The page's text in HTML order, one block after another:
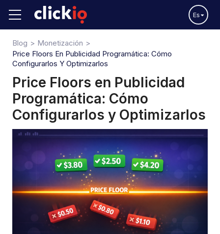
Es
Blog
Monetización
Price Floors En Publicidad Programática: Cómo
Configurarlos Y Optimizarlos
Price Floors en Publicidad
Programática: Cómo
Configurarlos y Optimizarlos